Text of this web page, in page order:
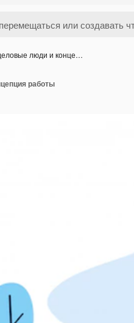
люди и конце…
работы